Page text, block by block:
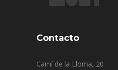
Contacto
Camí de la Lloma, 20